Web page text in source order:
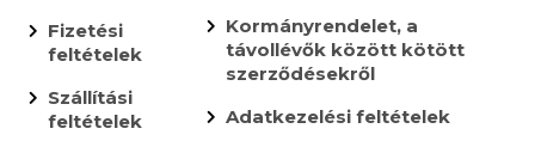
Fizetési
feltételek
Szállítási
feltételek
Kormányrendelet, a
távollévők között kötött
szerződésekről
Adatkezelési feltételek